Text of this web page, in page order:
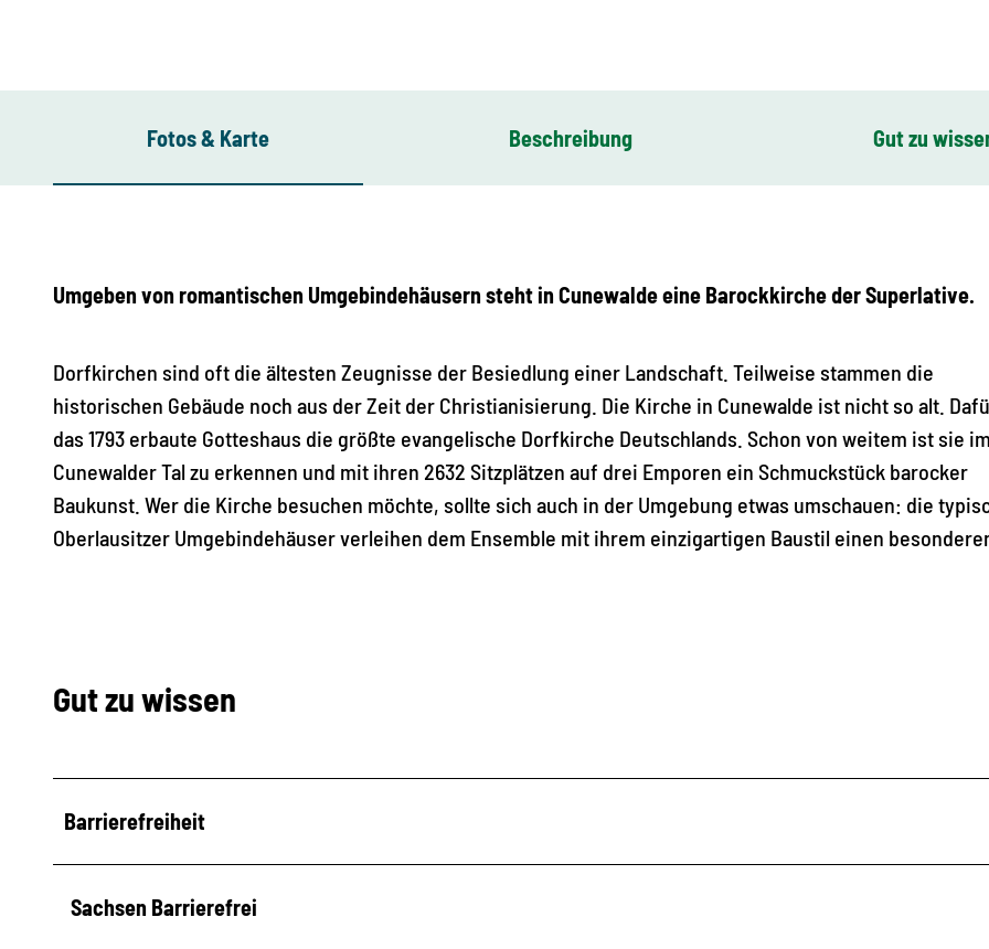
Fotos & Karte Beschreibung Gut zu
Umgeben von romantischen Umgebindehäusern steht in Cunewalde eine Barockkirche der Superlative.
Dorfkirchen sind oft die ältesten Zeugnisse der Besiedlung einer Landschaft. Teilweise stammen die
historischen Gebäude noch aus der Zeit der Christianisierung. Die Kirche in Cunewalde ist nicht so alt.
das 1793 erbaute Gotteshaus die größte evangelische Dorfkirche Deutschlands. Schon von weitem ist sie im
Cunewalder Tal zu erkennen und mit ihren 2632 Sitzplätzen auf drei Emporen ein Schmuckstück barocker
Baukunst. Wer die Kirche besuchen möchte, sollte sich auch in der Umgebung etwas umschauen: die
Oberlausitzer Umgebindehäuser verleihen dem Ensemble mit ihrem einzigartigen Baustil einen
Gut zu wissen
Barrierefreiheit
Sachsen Barrierefrei